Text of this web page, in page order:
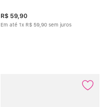
R$ 59,90
Em até 1x R$ 59 90 sem juros